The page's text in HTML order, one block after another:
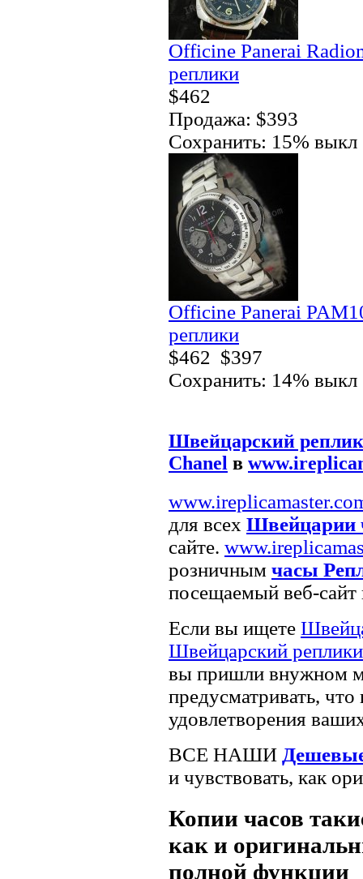
Officine Panerai
реплики
$462
Продажа: $393
Сохранить: 15% выкл
Officine Panerai
реплики
$462 $397
Сохранить: 14% выкл
Швейцарский
Chanel в
для всех Швейцарии
сайте.
розничным часы
посещаемый веб-сайт
Если вы ищете
Швейцарский
вы пришли внужном
предусматривать,
удовлетворения
ВСЕ НАШИ
и чувствовать, как
Копии часов
как и
полной функции